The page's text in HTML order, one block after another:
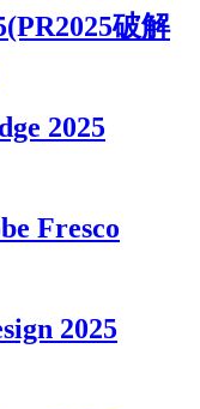
破解
2025
Fresco
2025